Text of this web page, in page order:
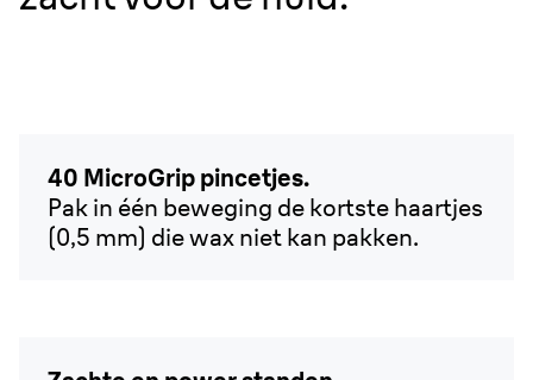
40 MicroGrip pincetjes.
Pak in één beweging de kortste haartjes
(0,5 mm) die wax niet kan pakken.